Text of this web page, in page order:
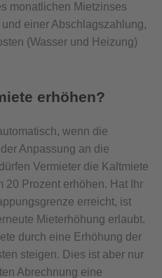
monatlichen Mietzinses
einer Abschlagszahlung,
(Wasser und Heizung)
erhöhen?
wenn die
Anpassung an die
Vermieter die Kaltmiete
20 Prozent erhöhen. Hat Ihr
erreicht, ist
Mieterhöhung erlaubt.
durch eine Erhöhung der
steigen. Dies ist aber nur
Abrechnung eine